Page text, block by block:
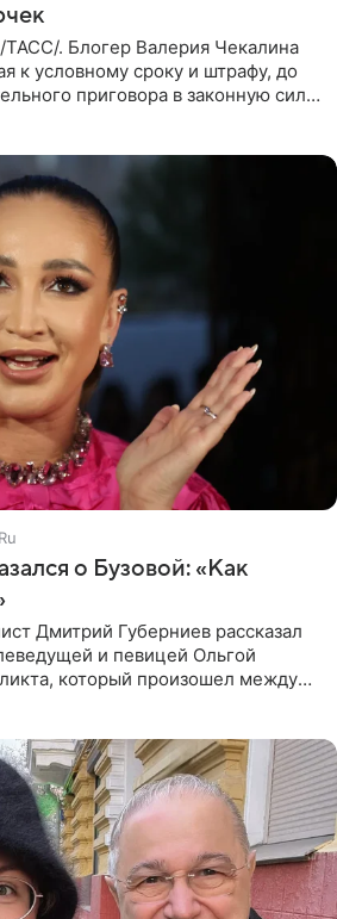
. Блогер Валерия Чекалина
к условному сроку и штрафу, до
приговора в законную силу
о Бузовой: «Как
Дмитрий Губерниев рассказал
и певицей Ольгой
который произошел между